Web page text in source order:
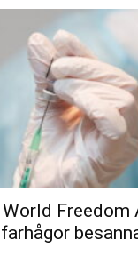
World